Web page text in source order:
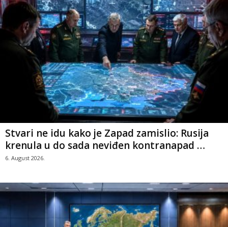
Stvari ne idu kako je Zapad zamislio: Rusija
krenula u do sada neviđen kontranapad …
6. August 2026.